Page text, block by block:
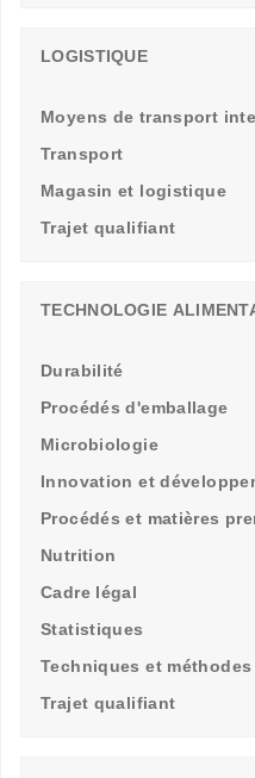
LOGISTIQUE
Moyens de transport
Transport
Magasin et logistique
Trajet qualifiant
TECHNOLOGIE
Durabilité
Procédés d'emballage
Microbiologie
Innovation et
Procédés et matières
Nutrition
Cadre légal
Statistiques
Techniques et
Trajet qualifiant